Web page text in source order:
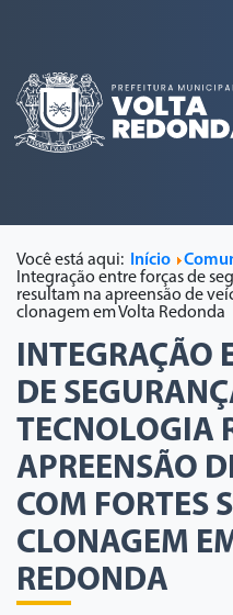
Você está aqui: Início
Integração entre forças de
resultam na apreensão de
clonagem em Volta Redonda
INTEGRAÇÃO
DE
TECNOLOGIA
APREENSÃO
COM FORTES
CLONAGEM
REDONDA